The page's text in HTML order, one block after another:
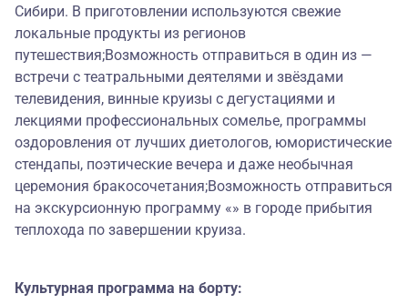
Сибири. В приготовлении используются свежие
локальные продукты из регионов
путешествия;Возможность отправиться в один из —
встречи с театральными деятелями и звёздами
телевидения, винные круизы с дегустациями и
лекциями профессиональных сомелье, программы
оздоровления от лучших диетологов, юмористические
стендапы, поэтические вечера и даже необычная
церемония бракосочетания;Возможность отправиться
на экскурсионную программу «» в городе прибытия
теплохода по завершении круиза.
Культурная программа на борту: